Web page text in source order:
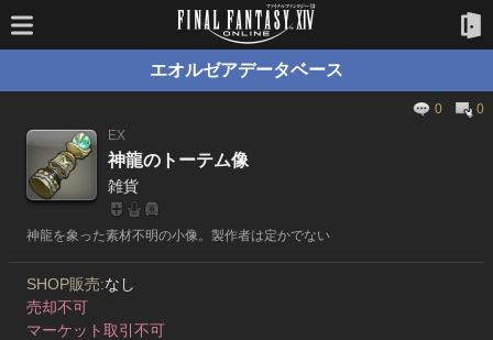
エオルゼアデータベース
0
0
EX
神龍のトーテム像
雑貨
神龍を象った素材不明の小像。製作者は定かでない
SHOP販売:なし
売却不可
マーケット取引不可